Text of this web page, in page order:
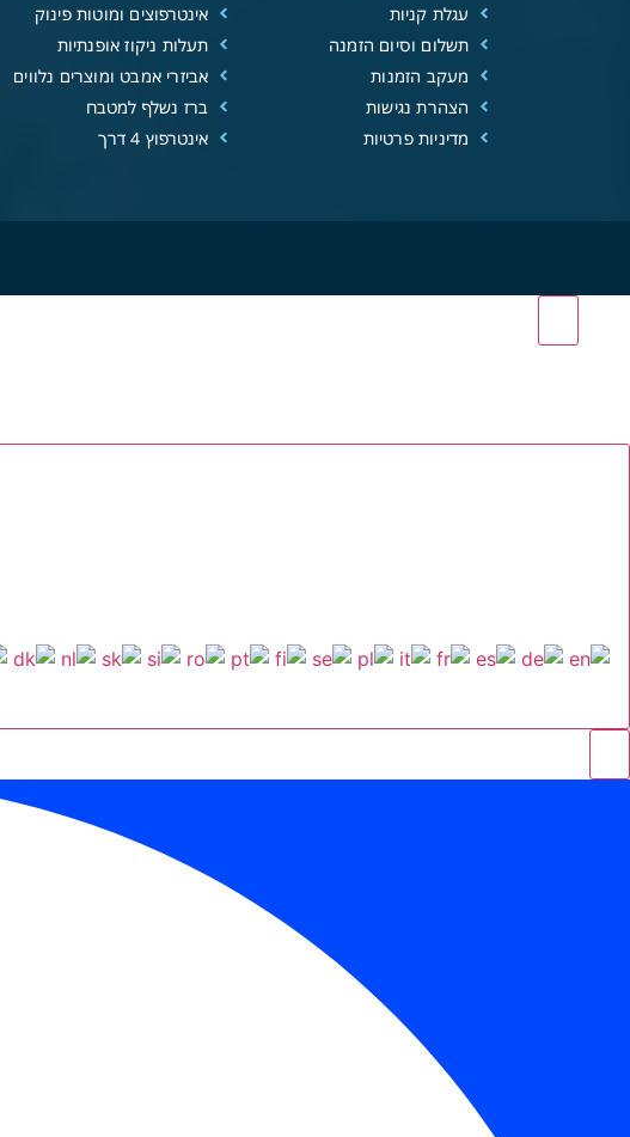
עגלת קניות
תשלום וסיום הזמנה
מעקב הזמנות
הצהרת נגישות
מדיניות פרטיות
אינטרפוצים ומוטות פינוק
תעלות ניקוז אופנתיות
אביזרי אמבט ומוצרים נלווים
ברז נשלף למטבח
אינטרפוץ 4 דרך